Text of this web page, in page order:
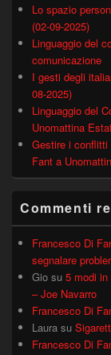
Lo spazio
(02-09-2025)
Linguaggio del
comunicazione
I gesti degli
08-2025)
Linguaggio del
Unomattina
Gestire i conflitti
Fant a
Commenti
Francesco Di
segnalare
Gio su 5 modi in
– Joe Navarro
Francesco Di
Laura su
Francesco Di